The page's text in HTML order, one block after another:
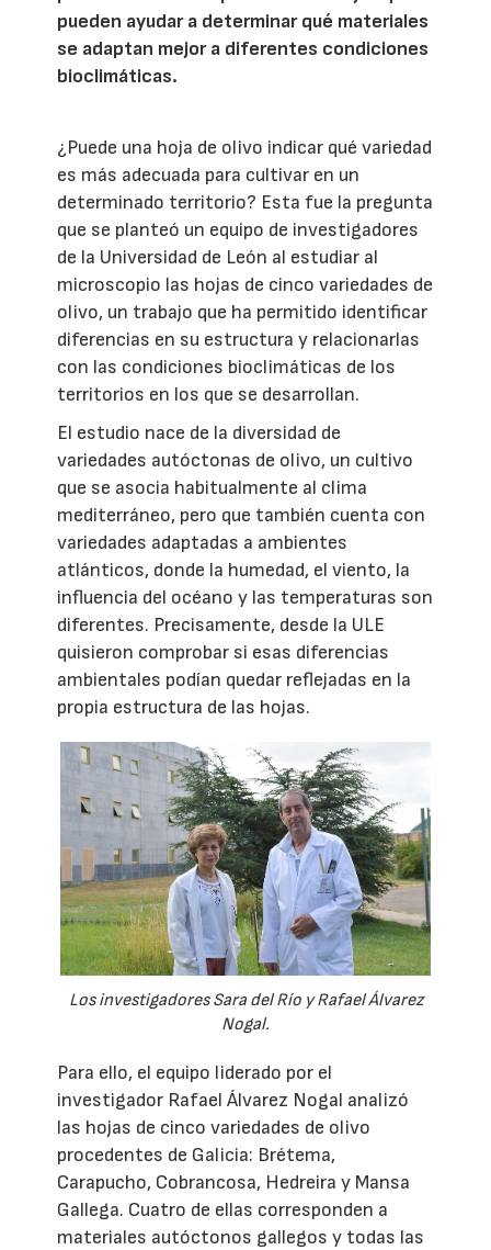
pueden ayudar a determinar qué materiales
se adaptan mejor a diferentes condiciones
bioclimáticas.
¿Puede una hoja de olivo indicar qué variedad
es más adecuada para cultivar en un
determinado territorio? Esta fue la pregunta
que se planteó un equipo de investigadores
de la Universidad de León al estudiar al
microscopio las hojas de cinco variedades de
olivo, un trabajo que ha permitido identificar
diferencias en su estructura y relacionarlas
con las condiciones bioclimáticas de los
territorios en los que se desarrollan.
El estudio nace de la diversidad de
variedades autóctonas de olivo, un cultivo
que se asocia habitualmente al clima
mediterráneo, pero que también cuenta con
variedades adaptadas a ambientes
atlánticos, donde la humedad, el viento, la
influencia del océano y las temperaturas son
diferentes. Precisamente, desde la ULE
quisieron comprobar si esas diferencias
ambientales podían quedar reflejadas en la
propia estructura de las hojas.
Los investigadores Sara del Río y Rafael Álvarez
Nogal.
Para ello, el equipo liderado por el
investigador Rafael Álvarez Nogal analizó
las hojas de cinco variedades de olivo
procedentes de Galicia: Brétema,
Carapucho, Cobrancosa, Hedreira y Mansa
Gallega. Cuatro de ellas corresponden a
materiales autóctonos gallegos y todas las